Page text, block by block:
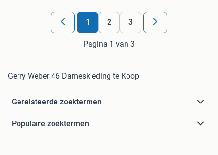
1 2 3
Pagina 1 van 3
Gerry Weber 46 Dameskleding te Koop
Gerelateerde zoektermen
Populaire zoektermen